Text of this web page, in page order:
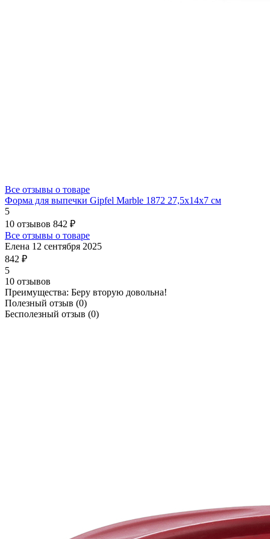
Все отзывы о товаре
Форма для выпечки Gipfel Marble 1872 27,5x14x7 см
5
10 отзывов 842 ₽
Все отзывы о товаре
Елена 12 сентября 2025
842 ₽
5
10 отзывов
Преимущества: Беру вторую довольна!
Полезный отзыв (0)
Бесполезный отзыв (0)